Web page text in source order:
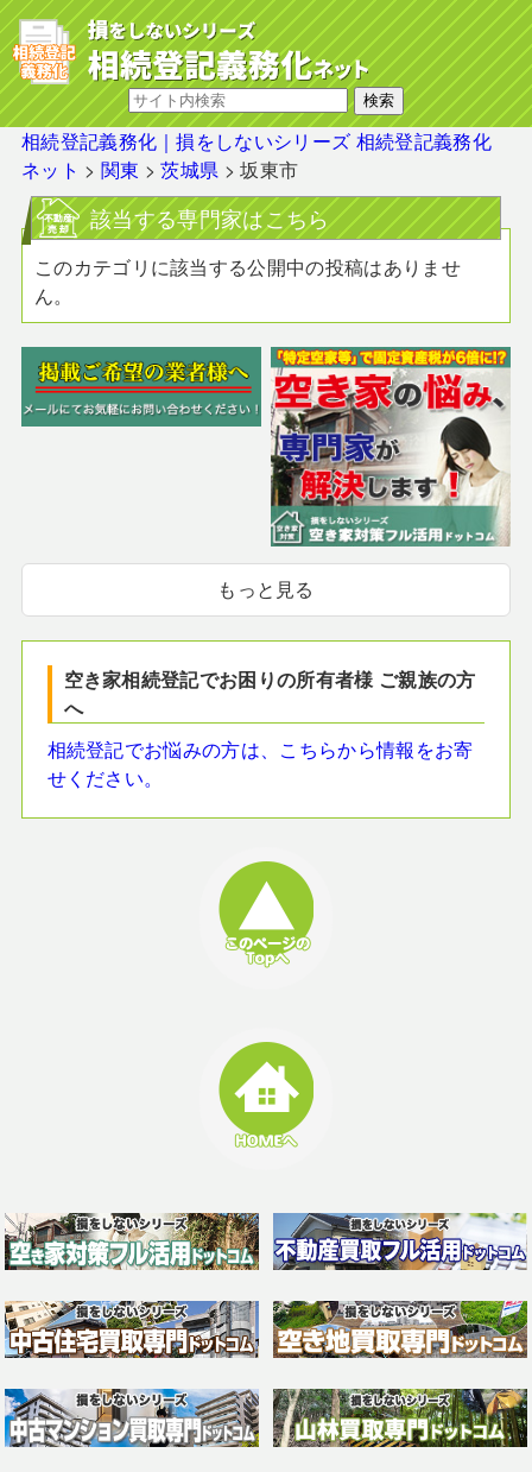
相続登記義務化｜損をしないシリーズ 相続登記義務化
ネット > 関東 >茨城県 >坂東市
該当する専門家はこちら
このカテゴリに該当する公開中の投稿はありませ
ん。
もっと見る
空き家相続登記でお困りの所有者様 ご親族の方
へ
相続登記でお悩みの方は、こちらから情報をお寄
せください。